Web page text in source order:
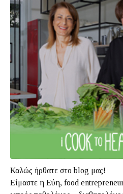
Καλώς ήρθατε στο blog μας!
Είμαστε η Εύη, food